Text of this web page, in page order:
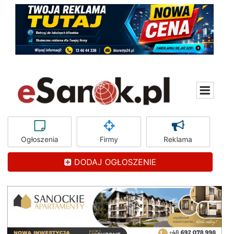
Ogłoszenia Firmy Reklama
DODAJ OGŁOSZENIE